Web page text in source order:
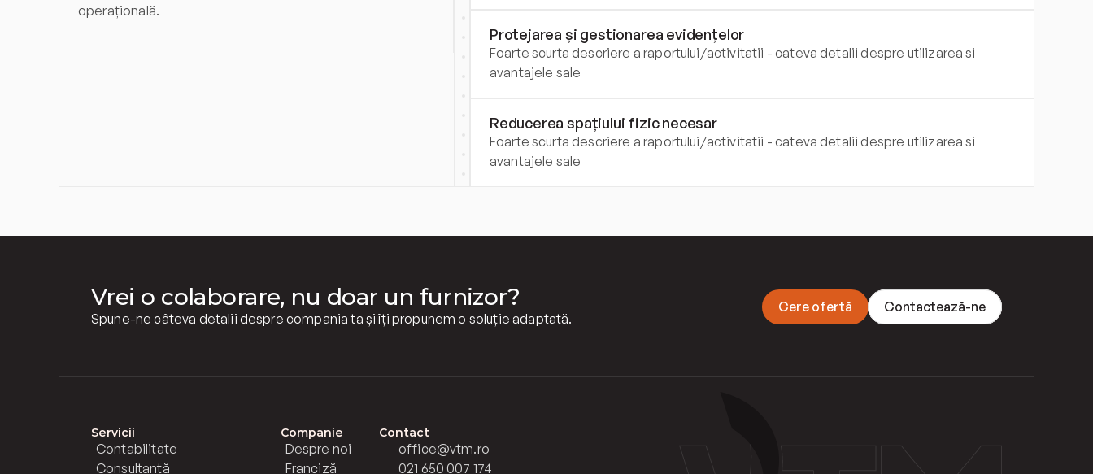
operațională.
Protejarea și gestionarea evidențelor
Foarte scurta descriere a raportului/activitatii - cateva detalii despre utilizarea si
avantajele sale
Reducerea spațiului fizic necesar
Foarte scurta descriere a raportului/activitatii - cateva detalii despre utilizarea si
avantajele sale
Vrei o colaborare, nu doar un furnizor?
Spune-ne câteva detalii despre compania ta și îți propunem o soluție adaptată.
Cere ofertă Contactează-ne
Servicii
Contabilitate
Consultanță
Companie
Despre noi
Franciză
Contact
office@vtm.ro
021 650 007 174